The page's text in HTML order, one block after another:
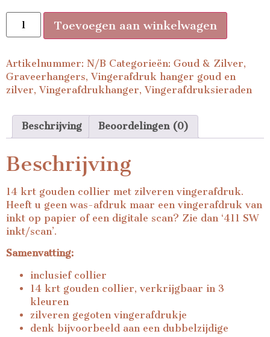
Toevoegen aan winkelwagen
Artikelnummer: N/B Categorieën: Goud & Zilver,
Graveerhangers, Vingerafdruk hanger goud en
zilver, Vingerafdrukhanger, Vingerafdruksieraden
Beschrijving Beoordelingen (0)
Beschrijving
14 krt gouden collier met zilveren vingerafdruk.
Heeft u geen was-afdruk maar een vingerafdruk van
inkt op papier of een digitale scan? Zie dan ‘411 SW
inkt/scan’.
Samenvatting:
inclusief collier
14 krt gouden collier, verkrijgbaar in 3
kleuren
zilveren gegoten vingerafdrukje
denk bijvoorbeeld aan een dubbelzijdige